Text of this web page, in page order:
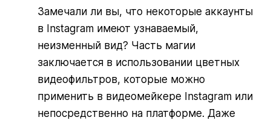
Замечали ли вы, что некоторые аккаунты
в Instagram имеют узнаваемый,
неизменный вид? Часть магии
заключается в использовании цветных
видеофильтров, которые можно
применить в видеомейкере Instagram или
непосредственно на платформе. Даже